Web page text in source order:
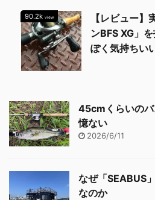
90.2k view
【レビュー
ンBFS XG」
ぽく気持ちい
45cmくらいの
憶ない
2026/6/11
なぜ「SEABUS
なのか